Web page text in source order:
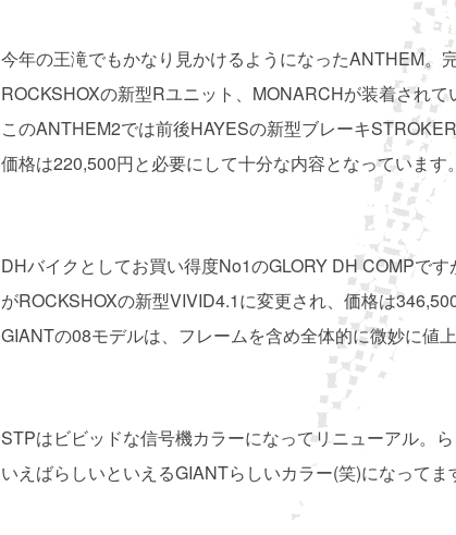
今年の王滝でもかなり見かけるようになったANTHEM。
ROCKSHOXの新型Rユニット、MONARCHが装着されて
このANTHEM2では前後HAYESの新型ブレーキSTROKER
価格は220,500円と必要にして十分な内容となっています。
DHバイクとしてお買い得度No1のGLORY DH COMPです
がROCKSHOXの新型VIVID4.1に変更され、価格は346,500
GIANTの08モデルは、フレームを含め全体的に微妙に値上
STPはビビッドな信号機カラーになってリニューアル。
いえばらしいといえるGIANTらしいカラー(笑)になってま